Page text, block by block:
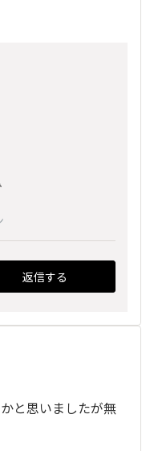
返信する
と思いましたが無